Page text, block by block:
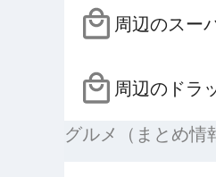
周辺のスー
周辺のドラ
グルメ（まとめ情